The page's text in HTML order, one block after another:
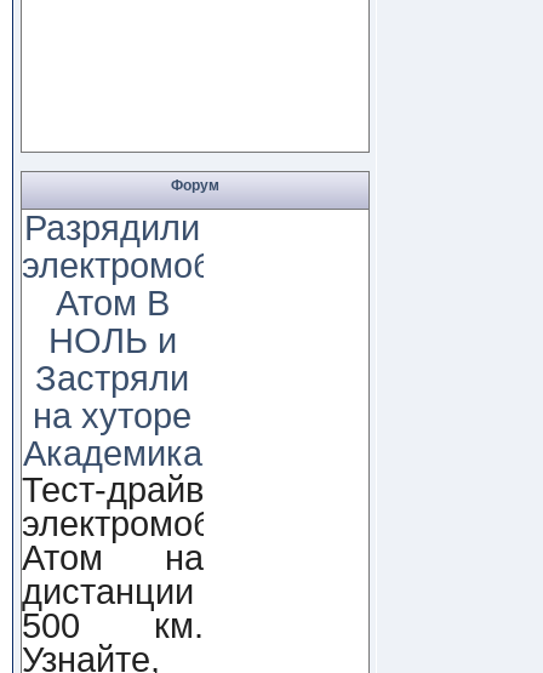
Форум
Разрядили
электромобиль
Атом В
НОЛЬ и
Застряли
на хуторе
Академика
Тест-драйв
электромобиля
Атом на
дистанции
500 км.
Узнайте,